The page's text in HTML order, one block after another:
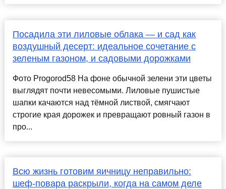
Посадила эти лиловые облака — и сад как
воздушный десерт: идеальное сочетание с
зеленым газоном, и садовыми дорожками
Фото Progorod58 На фоне обычной зелени эти цветы
выглядят почти невесомыми. Лиловые пушистые
шапки качаются над тёмной листвой, смягчают
строгие края дорожек и превращают ровный газон в
про...
Всю жизнь готовим яичницу неправильно:
шеф-повара раскрыли, когда на самом деле